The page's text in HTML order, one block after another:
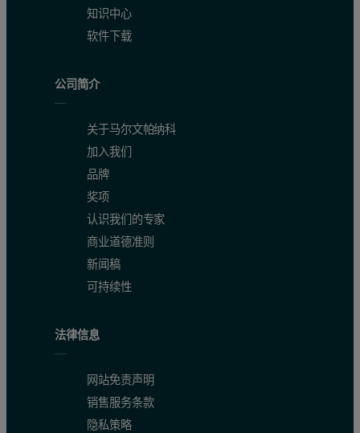
知识中心
软件下载
公司简介
关于马尔文帕纳科
加入我们
品牌
奖项
认识我们的专家
商业道德准则
新闻稿
可持续性
法律信息
网站免责声明
销售服务条款
隐私策略